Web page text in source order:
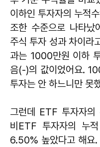
이하인 투자자의 누적
조한 수준으로 나타났
주식 투자 성과 차이라
과는 1000만원 이하
음(-)의 값이었어요.
투자는 안 하느니만 못
그런데 ETF 투자자의
비ETF 투자자의 누
6.50% 높았다고 해요